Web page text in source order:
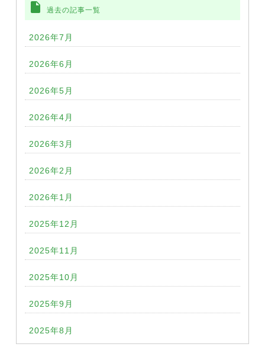
insert_drive_file 過去の記事一覧
2026年7月
2026年6月
2026年5月
2026年4月
2026年3月
2026年2月
2026年1月
2025年12月
2025年11月
2025年10月
2025年9月
2025年8月